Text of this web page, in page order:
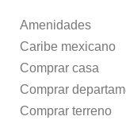
Amenidades
Caribe mexicano
Comprar casa
Comprar
Comprar terreno